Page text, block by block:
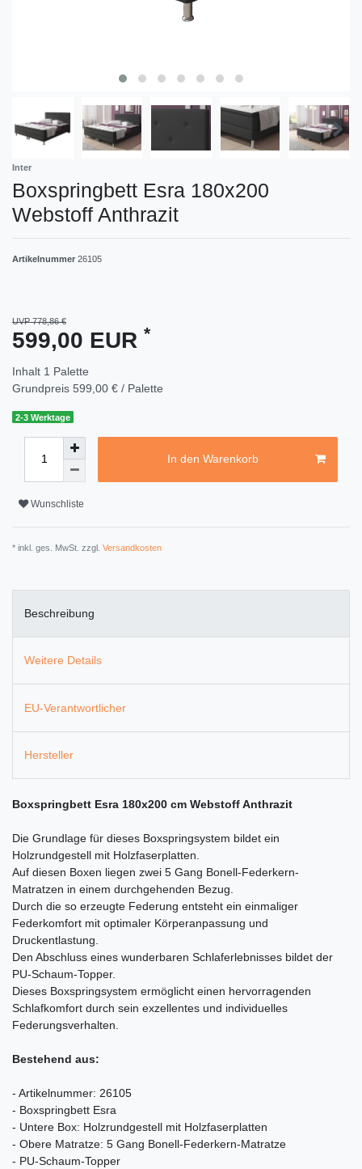
Inter
Boxspringbett Esra 180x200
Webstoff Anthrazit
Artikelnummer 26105
UVP 778,86 €
599,00 EUR *
Inhalt 1 Palette
Grundpreis 599,00 € / Palette
2-3 Werktage
In den Warenkorb
Wunschliste
* inkl. ges. MwSt. zzgl. Versandkosten
Beschreibung
Weitere Details
EU-Verantwortlicher
Hersteller
Boxspringbett Esra 180x200 cm Webstoff Anthrazit
Die Grundlage für dieses Boxspringsystem bildet ein
Holzrundgestell mit Holzfaserplatten.
Auf diesen Boxen liegen zwei 5 Gang Bonell-Federkern-
Matratzen in einem durchgehenden Bezug.
Durch die so erzeugte Federung entsteht ein einmaliger
Federkomfort mit optimaler Körperanpassung und
Druckentlastung.
Den Abschluss eines wunderbaren Schlaferlebnisses bildet der
PU-Schaum-Topper.
Dieses Boxspringsystem ermöglicht einen hervorragenden
Schlafkomfort durch sein exzellentes und individuelles
Federungsverhalten.
Bestehend aus:
- Artikelnummer: 26105
- Boxspringbett Esra
- Untere Box: Holzrundgestell mit Holzfaserplatten
- Obere Matratze: 5 Gang Bonell-Federkern-Matratze
- PU-Schaum-Topper